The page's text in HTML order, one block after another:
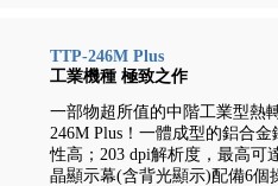
TTP-246M Plus
工業機種 極致之作
一部物超所值的中階工業型熱
246M Plus！一體成型的鋁合
性高；203 dpi解析度，最高可
晶顯示幕(含背光顯示)配備6個